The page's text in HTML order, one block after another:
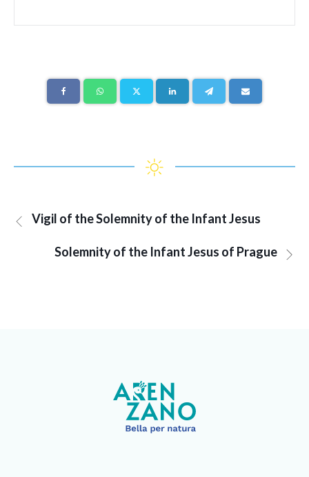
Vigil of the Solemnity of the Infant Jesus
Solemnity of the Infant Jesus of Prague